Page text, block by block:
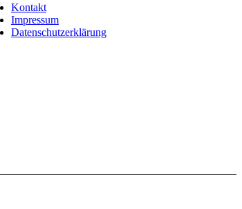
Kontakt
Impressum
Datenschutzerklärung